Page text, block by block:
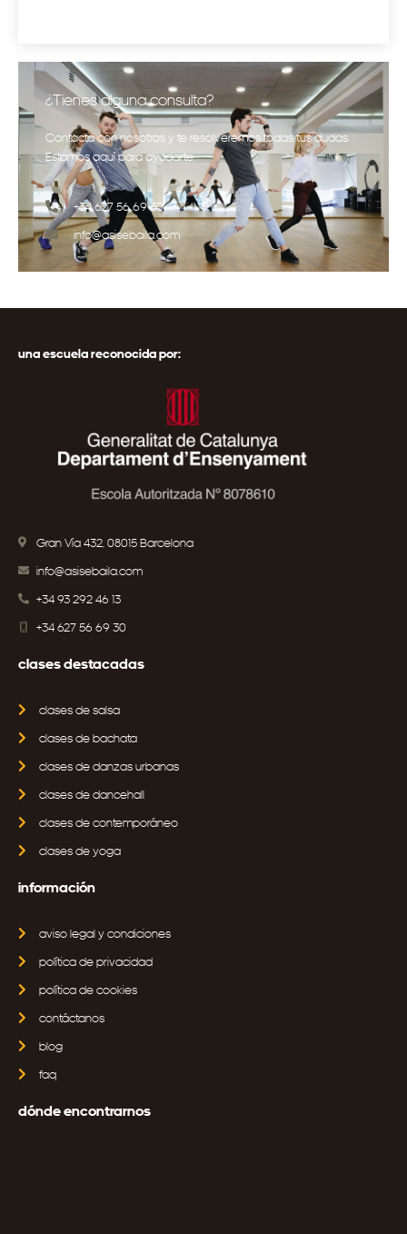
¿Tienes alguna consulta?
Contacta con nosotros y te resolveremos todas tus dudas.
Estamos aquí para ayudarte.
+34 627 56 69 30
info@asisebaila.com
una escuela reconocida por:
Gran Vía 432, 08015 Barcelona
info@asisebaila.com
+34 93 292 46 13
+34 627 56 69 30
clases destacadas
clases de salsa
clases de bachata
clases de danzas urbanas
clases de dancehall
clases de contemporáneo
clases de yoga
información
aviso legal y condiciones
política de privacidad
política de cookies
contáctanos
blog
faq
dónde encontrarnos